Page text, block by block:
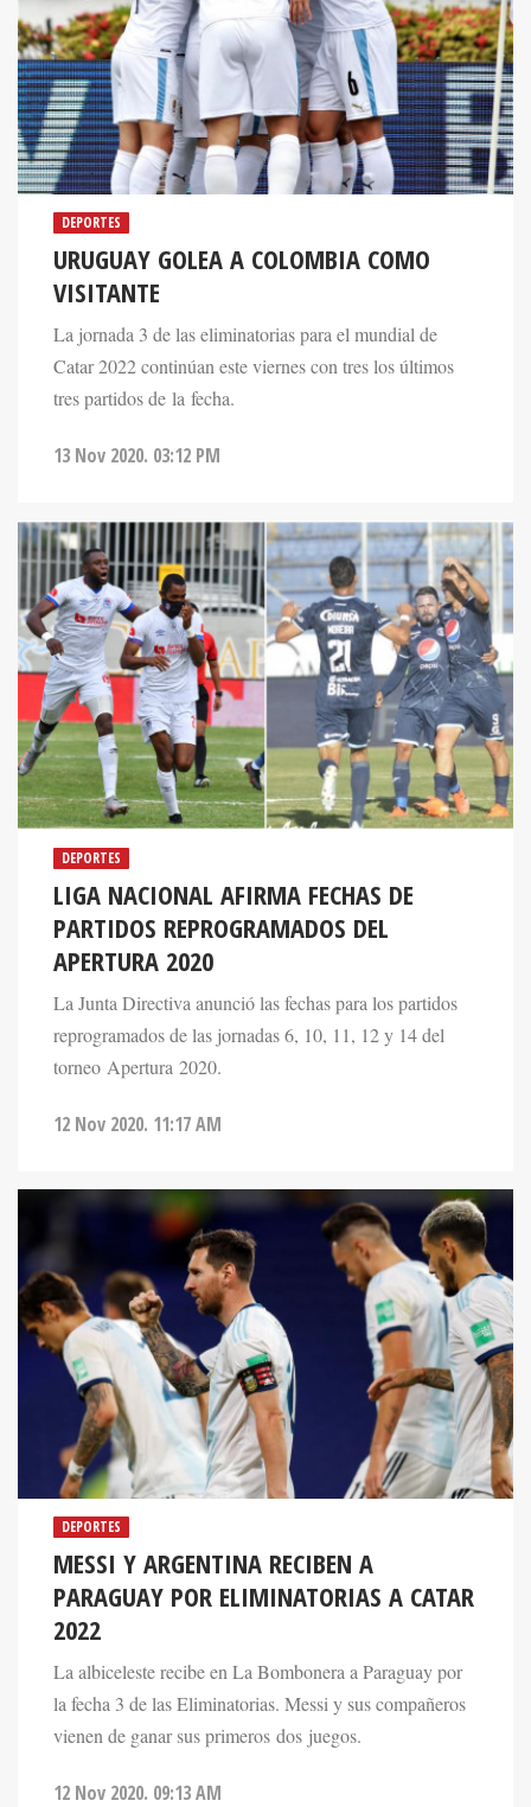
DEPORTES
URUGUAY GOLEA A COLOMBIA COMO
VISITANTE
La jornada 3 de las eliminatorias para el mundial de
Catar 2022 continúan este viernes con tres los últimos
tres partidos de la fecha.
13 Nov 2020. 03:12 PM
DEPORTES
LIGA NACIONAL AFIRMA FECHAS DE
PARTIDOS REPROGRAMADOS DEL
APERTURA 2020
La Junta Directiva anunció las fechas para los partidos
reprogramados de las jornadas 6, 10, 11, 12 y 14 del
torneo Apertura 2020.
12 Nov 2020. 11:17 AM
DEPORTES
MESSI Y ARGENTINA RECIBEN A
PARAGUAY POR ELIMINATORIAS A CATAR
2022
La albiceleste recibe en La Bombonera a Paraguay por
la fecha 3 de las Eliminatorias. Messi y sus compañeros
vienen de ganar sus primeros dos juegos.
12 Nov 2020. 09:13 AM